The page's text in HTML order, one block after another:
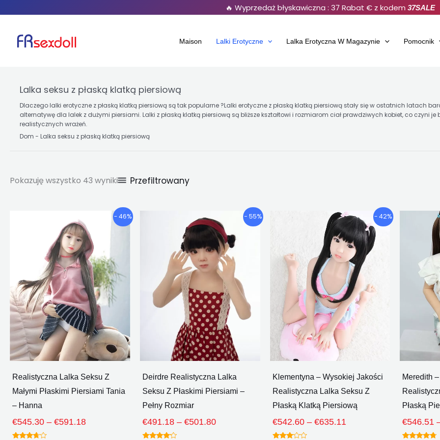
treści
🔥 Wyprzedaż błyskawiczna : 37 Rabat € z kodem 37SALE
Maison Lalki Erotyczne Lalka Erotyczna W Magazynie Pomocnik
Lalka seksu z płaską klatką piersiową
Dlaczego lalki erotyczne z płaską klatką piersiową są tak popularne ?Lalki erotyczne z płaską klatką piersiową stały się w ostatnich latach
alternatywę dla lalek z dużymi piersiami. Lalki z płaską klatką piersiową są bliższe kształtowi i rozmiarom ciał prawdziwych kobiet, co
realistycznych wrażeń.
Dom - Lalka seksu z płaską klatką piersiową
Pokazuję wszystko 43 wyniki Przefiltrowany
- 46%
Realistyczna Lalka Seksu Z
Małymi Płaskimi Piersiami Tania
– Hanna
€545.30 – €591.18
Przedział
cenowy:
€545.30
Poprzez
€591.18
Ten
produkt
ma
wiele
wariantów.
Opcje
można
wybrać
na
stronie
produktu
- 55%
Deirdre Realistyczna Lalka
Seksu Z Płaskimi Piersiami –
Pełny Rozmiar
€491.18 – €501.80
Przedział
cenowy:
€491.18
Poprzez
€501.80
Ten
produkt
ma
wiele
wariantów.
Opcje
można
wybrać
na
stronie
produktu
- 42%
Klementyna – Wysokiej Jakości
Realistyczna Lalka Seksu Z
Płaską Klatką Piersiową
€542.60 – €635.11
Przedział
cenowy:
€542.60
Poprzez
€635.11
Ten
produkt
ma
wiele
wariantów.
Opcje
można
wybrać
na
stronie
produktu
Meredith
Płaską
€546.51